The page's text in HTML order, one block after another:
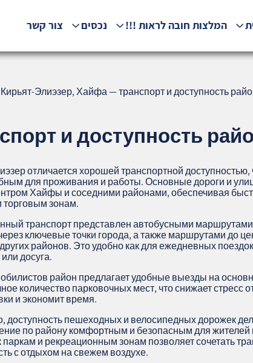
1.
המלצות חובה לראות !!! נכסים צור קשר
Кирьят-Элиэзер, Хайфа — транспорт и доступность
и доступность
отличается хорошей транспортной доступностью,
для проживания и работы. Основные дороги и
Хайфы и соседними районами, обеспечивая
зонам.
транспорт представлен автобусными
ключевые точки города, а также маршрутами до
районов. Это удобно как для ежедневных
досуга.
район предлагает удобные выезды на
количество парковочных мест, что снижает стресс
и экономит время.
доступность пешеходных и велосипедных дорожек
по району комфортным и безопасным для жителей
паркам и рекреационным зонам позволяет сочетать
с отдыхом на свежем воздухе.